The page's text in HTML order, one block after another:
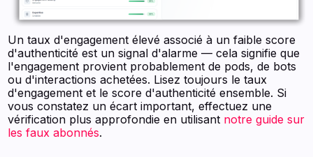
Un taux d'engagement élevé associé à un faible score
d'authenticité est un signal d'alarme — cela signifie que
l'engagement provient probablement de pods, de bots
ou d'interactions achetées. Lisez toujours le taux
d'engagement et le score d'authenticité ensemble. Si
vous constatez un écart important, effectuez une
vérification plus approfondie en utilisant notre guide sur
les faux abonnés.